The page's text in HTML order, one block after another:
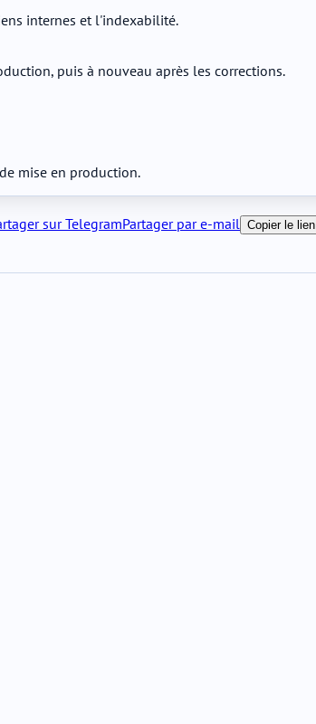
internes et l'indexabilité.
puis à nouveau après les corrections.
mise en production.
sur TelegramPartager par e-mail Copier le lien